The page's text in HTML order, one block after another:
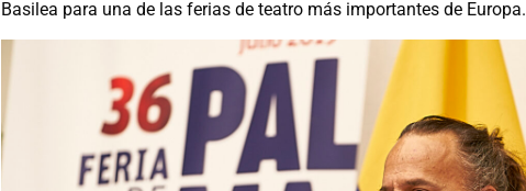
Basilea para una de las ferias de teatro más importantes de Europa.